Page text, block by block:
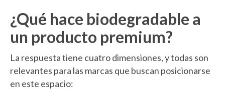
¿Qué hace biodegradable a
un producto premium?
La respuesta tiene cuatro dimensiones, y todas son
relevantes para las marcas que buscan posicionarse
en este espacio: